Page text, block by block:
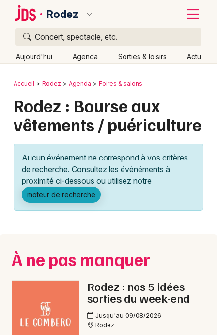
Rodez
Concert, spectacle, etc.
Aujourd'hui Agenda Sorties & loisirs Actu
Publier un événement
Grands événements
Activité & Expérience
Manifestations
Foires & salons
Concerts
Sports
Soirées
Sorties famille
Bordeaux
Colmar
Lille
Lyon
Marseille
Mulhouse
Nice
Paris
Strasbourg
Toulouse
Retour
Accueil Rodez Agenda Foires & salons
Rodez : Bourse aux
vêtements / puériculture
Aucun événement ne correspond à vos critères
de recherche. Consultez les événéments à
proximité ci-dessous ou utilisez notre
moteur de recherche
À ne pas manquer
Rodez : nos 5 idées
sorties du week-end
Jusqu'au 09/08/2026
Rodez
Quoi ?
Où ?
Partout
Près de moi Changer de lieu
Quand ?
Effacer les dates
Aujourd'hui
Demain Ce week-end Autre